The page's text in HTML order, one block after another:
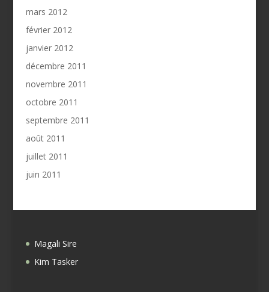
mars 2012
février 2012
janvier 2012
décembre 2011
novembre 2011
octobre 2011
septembre 2011
août 2011
juillet 2011
juin 2011
Magali Sire
Kim Tasker